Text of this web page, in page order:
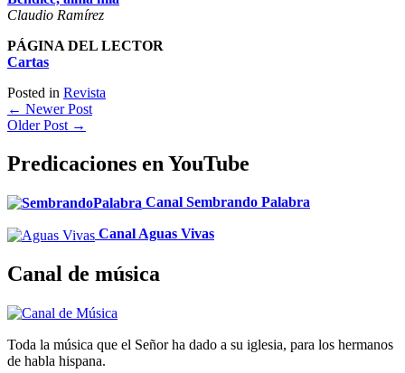
Claudio Ramírez
PÁGINA DEL LECTOR
Cartas
Posted in Revista
← Newer Post
Older Post →
Predicaciones en YouTube
Canal Sembrando Palabra
Canal Aguas Vivas
Canal de música
Toda la música que el Señor ha dado a su iglesia, para los hermanos
de habla hispana.